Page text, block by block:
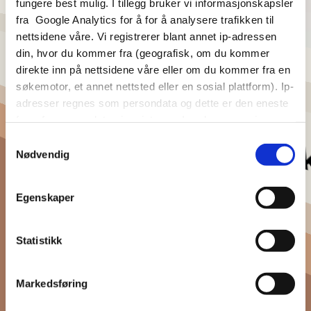
fungere best mulig. I tillegg bruker vi informasjonskapsler
fra Google Analytics for å for å analysere trafikken til
nettsidene våre. Vi registrerer blant annet ip-adressen
din, hvor du kommer fra (geografisk, om du kommer
direkte inn på nettsidene våre eller om du kommer fra en
søkemotor, et annet nettsted eller en sosial plattform). Ip-
adresser regnes som persondata og dette er den eneste
Analytics lagrer data utenfor EU/EØS og persondata som
registreres hos Google er dermed ikke beskyttet av
persondataloven som gjelder for EU/EØS. Ved å klikke
Ok eller ved videre bruk av nettsidene samtykker du til at
Samtykkevalg
Nødvendig
Egenskaper
Statistikk
Markedsføring
Planlegger du å lage